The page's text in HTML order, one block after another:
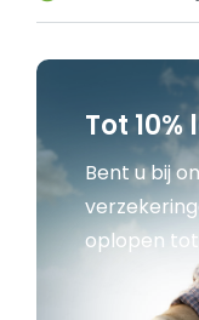
Tot
Bent u bij
oplopen tot